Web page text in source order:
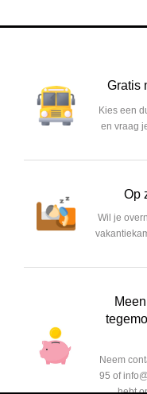
Gratis
Kies een
en vraag
Op
Wil je
Neem
95 of
hebt